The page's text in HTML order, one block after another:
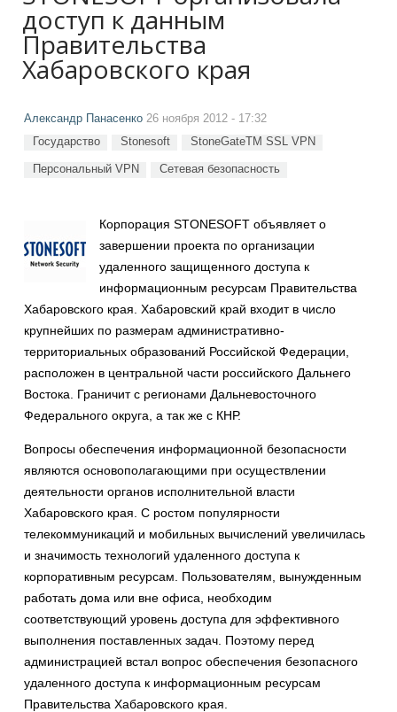
доступ к данным
Правительства
Хабаровского края
Александр Панасенко 26 ноября 2012 - 17:32
Государство Stonesoft StoneGateTM SSL VPN
Персональный VPN Сетевая безопасность
Корпорация STONESOFT объявляет о
завершении проекта по организации
удаленного защищенного доступа к
информационным ресурсам Правительства
Хабаровского края. Хабаровский край входит в число
крупнейших по размерам административно-
территориальных образований Российской Федерации,
расположен в центральной части российского Дальнего
Востока. Граничит с регионами Дальневосточного
Федерального округа, а так же с КНР.
Вопросы обеспечения информационной безопасности
являются основополагающими при осуществлении
деятельности органов исполнительной власти
Хабаровского края. С ростом популярности
телекоммуникаций и мобильных вычислений увеличилась
и значимость технологий удаленного доступа к
корпоративным ресурсам. Пользователям, вынужденным
работать дома или вне офиса, необходим
соответствующий уровень доступа для эффективного
выполнения поставленных задач. Поэтому перед
администрацией встал вопрос обеспечения безопасного
удаленного доступа к информационным ресурсам
Правительства Хабаровского края.